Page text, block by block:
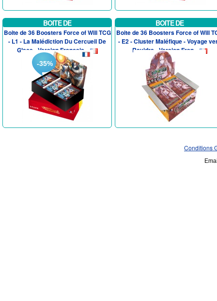
BOITE DE
Boite de 36 Boosters Force of Will TCG
- L1 - La Malédiction Du Cercueil De
Glace - Version Francais...
-35%
BOITE DE
Boite de 36 Boosters Force of Will
- E2 - Cluster Maléfique - Voyage
Ravidra - Version Fran...
Conditions